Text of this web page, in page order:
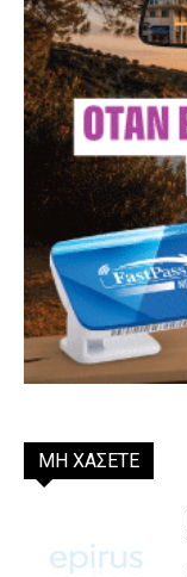
ΜΗ ΧΑΣΕΤΕ